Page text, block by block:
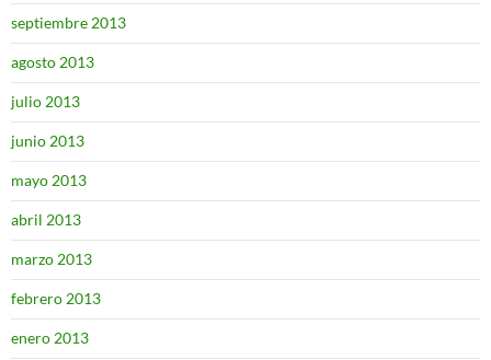
septiembre 2013
agosto 2013
julio 2013
junio 2013
mayo 2013
abril 2013
marzo 2013
febrero 2013
enero 2013